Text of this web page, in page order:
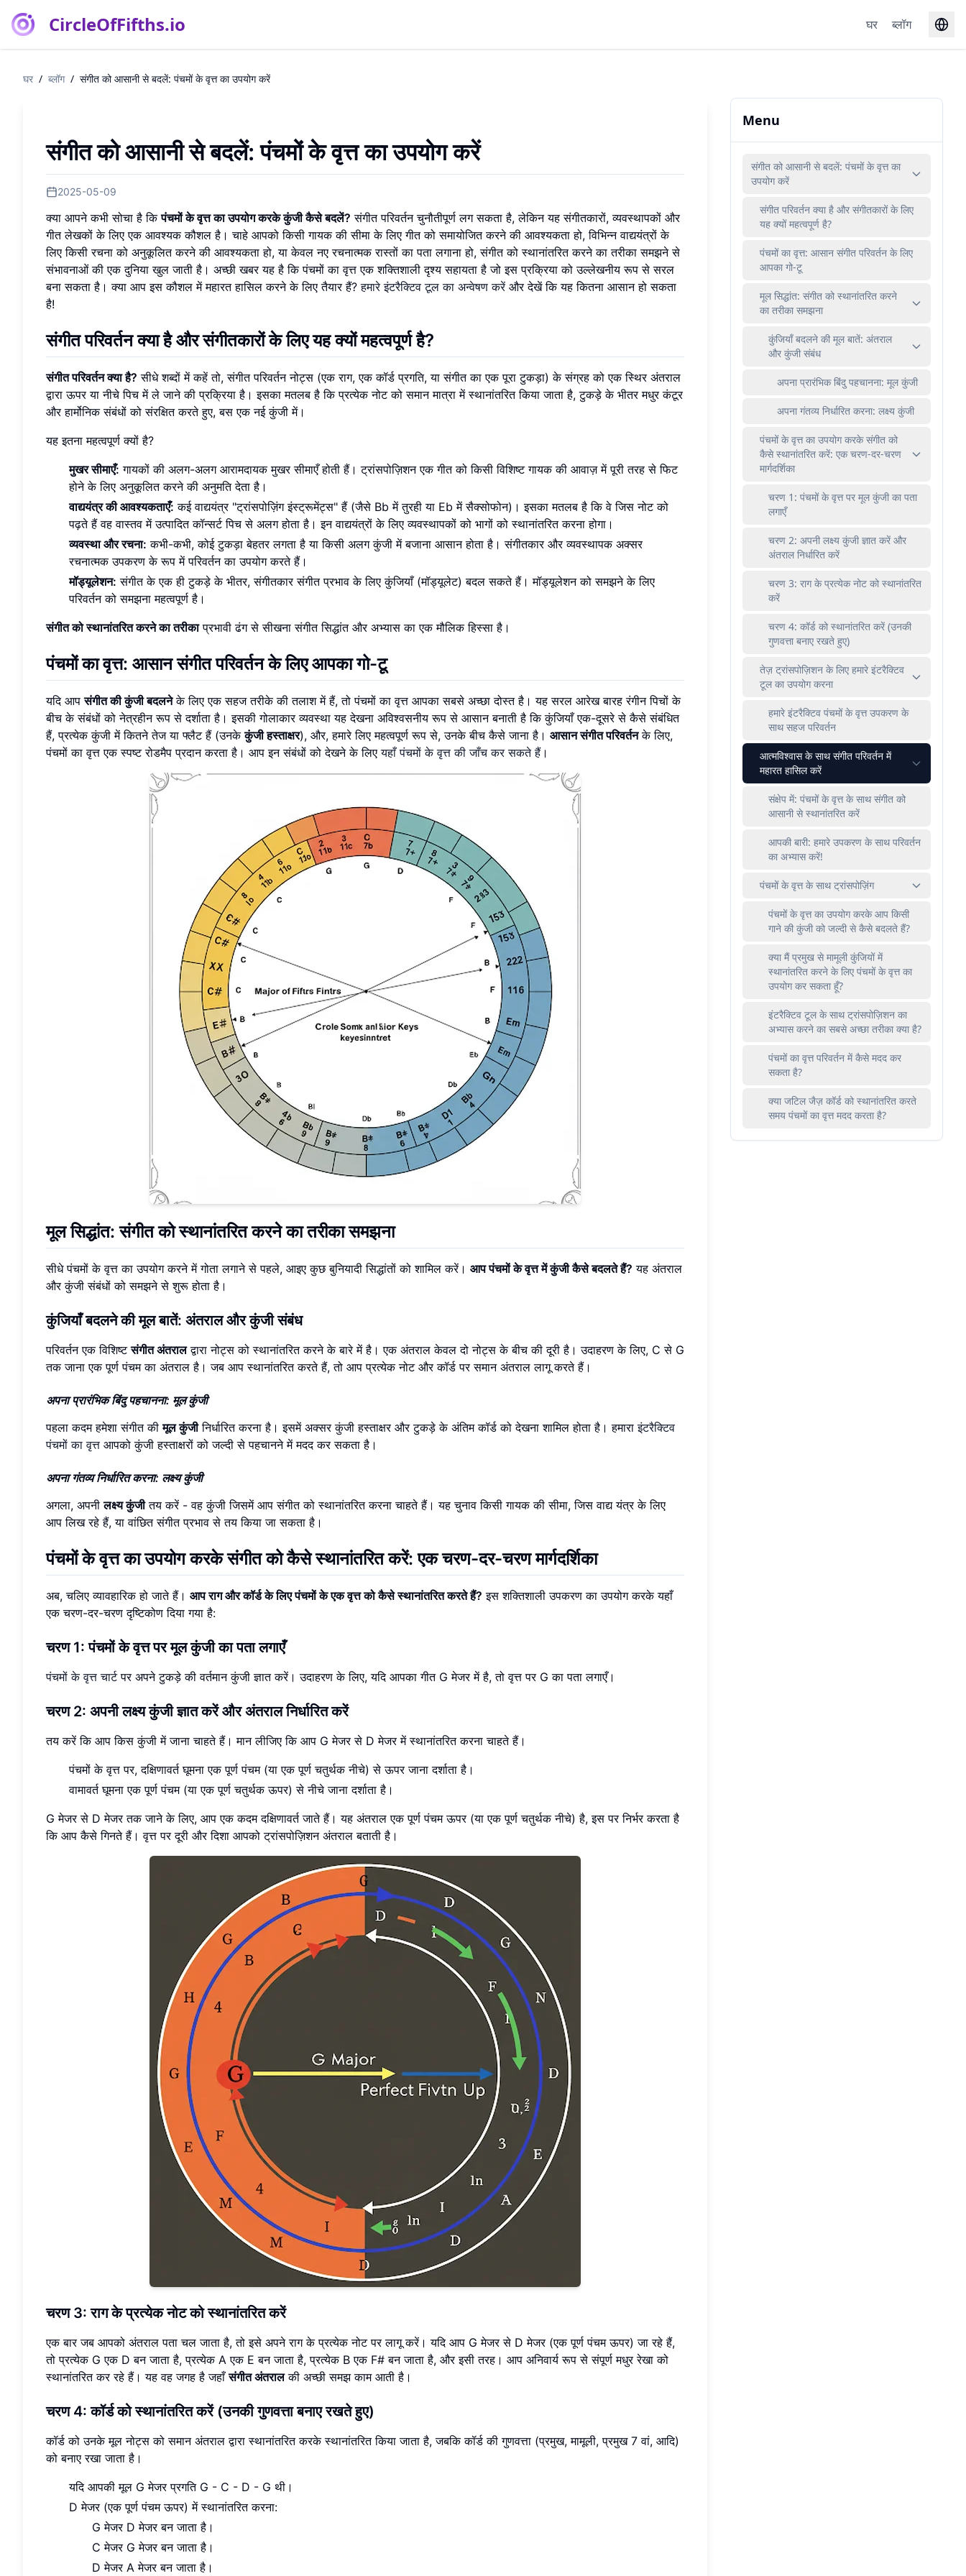
CircleOfFifths.io घर ब्लॉग
घर / ब्लॉग / संगीत को आसानी से बदलें: पंचमों के वृत्त का उपयोग करें
संगीत को आसानी से बदलें: पंचमों के वृत्त का उपयोग करें
2025-05-09
क्या आपने कभी सोचा है किपंचमों के वृत्त का उपयोग करके कुंजी कैसे बदलें? संगीत परिवर्तन चुनौतीपूर्ण लग सकता है, लेकिन यह संगीतकारों, व्यवस्थापकों और
गीत लेखकों के लिए एक आवश्यक कौशल है। चाहे आपको किसी गायक की सीमा के लिए गीत को समायोजित करने की आवश्यकता हो, विभिन्न वाद्ययंत्रों के
लिए किसी रचना को अनुकूलित करने की आवश्यकता हो, या केवल नए रचनात्मक रास्तों का पता लगाना हो, संगीत को स्थानांतरित करने का तरीका समझने से
संभावनाओं की एक दुनिया खुल जाती है। अच्छी खबर यह है कि पंचमों का वृत्त एक शक्तिशाली दृश्य सहायता है जो इस प्रक्रिया को उल्लेखनीय रूप से सरल
बना सकता है। क्या आप इस कौशल में महारत हासिल करने के लिए तैयार हैं?हमारे इंटरैक्टिव टूल का अन्वेषण करेंऔर देखें कि यह कितना आसान हो सकता
है!
संगीत परिवर्तन क्या है और संगीतकारों के लिए यह क्यों महत्वपूर्ण है?
संगीत परिवर्तन क्या है? सीधे शब्दों में कहें तो, संगीत परिवर्तन नोट्स (एक राग, एक कॉर्ड प्रगति, या संगीत का एक पूरा टुकड़ा) के संग्रह को एक स्थिर अंतराल
द्वारा ऊपर या नीचे पिच में ले जाने की प्रक्रिया है। इसका मतलब है कि प्रत्येक नोट को समान मात्रा में स्थानांतरित किया जाता है, टुकड़े के भीतर मधुर कंटूर
और हार्मोनिक संबंधों को संरक्षित करते हुए, बस एक नई कुंजी में।
यह इतना महत्वपूर्ण क्यों है?
मुखर सीमाएँ: गायकों की अलग-अलग आरामदायक मुखर सीमाएँ होती हैं। ट्रांसपोज़िशन एक गीत को किसी विशिष्ट गायक की आवाज़ में पूरी तरह से फिट
होने के लिए अनुकूलित करने की अनुमति देता है।
वाद्ययंत्र की आवश्यकताएँ: कई वाद्ययंत्र "ट्रांसपोज़िंग इंस्ट्रूमेंट्स" हैं (जैसे Bb में तुरही या Eb में सैक्सोफोन)। इसका मतलब है कि वे जिस नोट को
पढ़ते हैं वह वास्तव में उत्पादित कॉन्सर्ट पिच से अलग होता है। इन वाद्ययंत्रों के लिए व्यवस्थापकों को भागों को स्थानांतरित करना होगा।
व्यवस्था और रचना: कभी-कभी, कोई टुकड़ा बेहतर लगता है या किसी अलग कुंजी में बजाना आसान होता है। संगीतकार और व्यवस्थापक अक्सर
रचनात्मक उपकरण के रूप में परिवर्तन का उपयोग करते हैं।
मॉड्यूलेशन: संगीत के एक ही टुकड़े के भीतर, संगीतकार संगीत प्रभाव के लिए कुंजियाँ (मॉड्यूलेट) बदल सकते हैं। मॉड्यूलेशन को समझने के लिए
परिवर्तन को समझना महत्वपूर्ण है।
संगीत को स्थानांतरित करने का तरीकाप्रभावी ढंग से सीखना संगीत सिद्धांत और अभ्यास का एक मौलिक हिस्सा है।
पंचमों का वृत्त: आसान संगीत परिवर्तन के लिए आपका गो-टू
यदि आपसंगीत की कुंजी बदलनेके लिए एक सहज तरीके की तलाश में हैं, तो पंचमों का वृत्त आपका सबसे अच्छा दोस्त है। यह सरल आरेख बारह रंगीन पिचों के
बीच के संबंधों को नेत्रहीन रूप से दर्शाता है। इसकी गोलाकार व्यवस्था यह देखना अविश्वसनीय रूप से आसान बनाती है कि कुंजियाँ एक-दूसरे से कैसे संबंधित
हैं, प्रत्येक कुंजी में कितने तेज या फ्लैट हैं (उनकेकुंजी हस्ताक्षर), और, हमारे लिए महत्वपूर्ण रूप से, उनके बीच कैसे जाना है। आसान संगीत परिवर्तनके लिए,
पंचमों का वृत्त एक स्पष्ट रोडमैप प्रदान करता है। आप इन संबंधों को देखने के लिएयहाँ पंचमों के वृत्त की जाँच कर सकते हैं।
मूल सिद्धांत: संगीत को स्थानांतरित करने का तरीका समझना
सीधे पंचमों के वृत्त का उपयोग करने में गोता लगाने से पहले, आइए कुछ बुनियादी सिद्धांतों को शामिल करें। आप पंचमों के वृत्त में कुंजी कैसे बदलते हैं? यह अंतराल
और कुंजी संबंधों को समझने से शुरू होता है।
कुंजियाँ बदलने की मूल बातें: अंतराल और कुंजी संबंध
परिवर्तन एक विशिष्टसंगीत अंतरालद्वारा नोट्स को स्थानांतरित करने के बारे में है। एक अंतराल केवल दो नोट्स के बीच की दूरी है। उदाहरण के लिए, C से G
तक जाना एक पूर्ण पंचम का अंतराल है। जब आप स्थानांतरित करते हैं, तो आप प्रत्येक नोट और कॉर्ड पर समान अंतराल लागू करते हैं।
अपना प्रारंभिक बिंदु पहचानना: मूल कुंजी
पहला कदम हमेशा संगीत कीमूल कुंजीनिर्धारित करना है। इसमें अक्सर कुंजी हस्ताक्षर और टुकड़े के अंतिम कॉर्ड को देखना शामिल होता है। हमाराइंटरैक्टिव
पंचमों का वृत्त आपको कुंजी हस्ताक्षरों को जल्दी से पहचानने में मदद कर सकता है।
अपना गंतव्य निर्धारित करना: लक्ष्य कुंजी
अगला, अपनीलक्ष्य कुंजीतय करें - वह कुंजी जिसमें आप संगीत को स्थानांतरित करना चाहते हैं। यह चुनाव किसी गायक की सीमा, जिस वाद्य यंत्र के लिए
आप लिख रहे हैं, या वांछित संगीत प्रभाव से तय किया जा सकता है।
पंचमों के वृत्त का उपयोग करके संगीत को कैसे स्थानांतरित करें: एक चरण-दर-चरण मार्गदर्शिका
अब, चलिए व्यावहारिक हो जाते हैं। आप राग और कॉर्ड के लिए पंचमों के एक वृत्त को कैसे स्थानांतरित करते हैं? इस शक्तिशाली उपकरण का उपयोग करके यहाँ
एक चरण-दर-चरण दृष्टिकोण दिया गया है:
चरण 1: पंचमों के वृत्त पर मूल कुंजी का पता लगाएँ
पंचमों के वृत्त चार्टपर अपने टुकड़े की वर्तमान कुंजी ज्ञात करें। उदाहरण के लिए, यदि आपका गीत G मेजर में है, तो वृत्त पर G का पता लगाएँ।
चरण 2: अपनी लक्ष्य कुंजी ज्ञात करें और अंतराल निर्धारित करें
तय करें कि आप किस कुंजी में जाना चाहते हैं। मान लीजिए कि आप G मेजर से D मेजर में स्थानांतरित करना चाहते हैं।
पंचमों के वृत्त पर, दक्षिणावर्त घूमना एक पूर्ण पंचम (या एक पूर्ण चतुर्थक नीचे) से ऊपर जाना दर्शाता है।
वामावर्त घूमना एक पूर्ण पंचम (या एक पूर्ण चतुर्थक ऊपर) से नीचे जाना दर्शाता है।
G मेजर से D मेजर तक जाने के लिए, आप एक कदम दक्षिणावर्त जाते हैं। यह अंतराल एक पूर्ण पंचम ऊपर (या एक पूर्ण चतुर्थक नीचे) है, इस पर निर्भर करता है
कि आप कैसे गिनते हैं। वृत्त पर दूरी और दिशा आपको ट्रांसपोज़िशन अंतराल बताती है।
चरण 3: राग के प्रत्येक नोट को स्थानांतरित करें
एक बार जब आपको अंतराल पता चल जाता है, तो इसे अपने राग के प्रत्येक नोट पर लागू करें। यदि आप G मेजर से D मेजर (एक पूर्ण पंचम ऊपर) जा रहे हैं,
तो प्रत्येक G एक D बन जाता है, प्रत्येक A एक E बन जाता है, प्रत्येक B एक F# बन जाता है, और इसी तरह। आप अनिवार्य रूप से संपूर्ण मधुर रेखा को
स्थानांतरित कर रहे हैं। यह वह जगह है जहाँसंगीत अंतरालकी अच्छी समझ काम आती है।
चरण 4: कॉर्ड को स्थानांतरित करें (उनकी गुणवत्ता बनाए रखते हुए)
कॉर्ड को उनके मूल नोट्स को समान अंतराल द्वारा स्थानांतरित करके स्थानांतरित किया जाता है, जबकि कॉर्ड की गुणवत्ता (प्रमुख, मामूली, प्रमुख 7 वां, आदि)
को बनाए रखा जाता है।
यदि आपकी मूल G मेजर प्रगति G - C - D - G थी।
D मेजर (एक पूर्ण पंचम ऊपर) में स्थानांतरित करना:
G मेजर D मेजर बन जाता है।
C मेजर G मेजर बन जाता है।
D मेजर A मेजर बन जाता है।
Menu
संगीत को आसानी से बदलें: पंचमों के वृत्त का
उपयोग करें
संगीत परिवर्तन क्या है और संगीतकारों के लिए
यह क्यों महत्वपूर्ण है?
पंचमों का वृत्त: आसान संगीत परिवर्तन के लिए
आपका गो-टू
मूल सिद्धांत: संगीत को स्थानांतरित करने
का तरीका समझना
कुंजियाँ बदलने की मूल बातें: अंतराल
और कुंजी संबंध
अपना प्रारंभिक बिंदु पहचानना: मूल कुंजी
अपना गंतव्य निर्धारित करना: लक्ष्य कुंजी
पंचमों के वृत्त का उपयोग करके संगीत को
कैसे स्थानांतरित करें: एक चरण-दर-चरण
मार्गदर्शिका
चरण 1: पंचमों के वृत्त पर मूल कुंजी का पता
लगाएँ
चरण 2: अपनी लक्ष्य कुंजी ज्ञात करें और
अंतराल निर्धारित करें
चरण 3: राग के प्रत्येक नोट को स्थानांतरित
करें
चरण 4: कॉर्ड को स्थानांतरित करें (उनकी
गुणवत्ता बनाए रखते हुए)
तेज़ ट्रांसपोज़िशन के लिए हमारे इंटरैक्टिव
टूल का उपयोग करना
हमारे इंटरैक्टिव पंचमों के वृत्त उपकरण के
साथ सहज परिवर्तन
आत्मविश्वास के साथ संगीत परिवर्तन में
महारत हासिल करें
संक्षेप में: पंचमों के वृत्त के साथ संगीत को
आसानी से स्थानांतरित करें
आपकी बारी: हमारे उपकरण के साथ परिवर्तन
का अभ्यास करें!
पंचमों के वृत्त के साथ ट्रांसपोज़िंग
पंचमों के वृत्त का उपयोग करके आप किसी
गाने की कुंजी को जल्दी से कैसे बदलते हैं?
क्या मैं प्रमुख से मामूली कुंजियों में
स्थानांतरित करने के लिए पंचमों के वृत्त का
उपयोग कर सकता हूँ?
इंटरैक्टिव टूल के साथ ट्रांसपोज़िशन का
अभ्यास करने का सबसे अच्छा तरीका क्या है?
पंचमों का वृत्त परिवर्तन में कैसे मदद कर
सकता है?
क्या जटिल जैज़ कॉर्ड को स्थानांतरित करते
समय पंचमों का वृत्त मदद करता है?